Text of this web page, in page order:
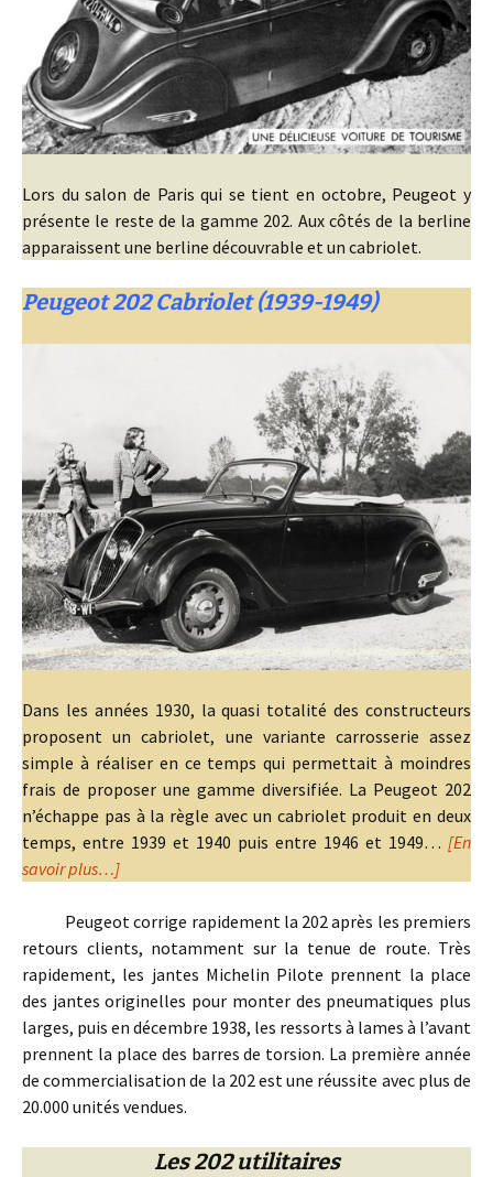
Lors du salon de Paris qui se tient en octobre, Peugeot y
présente le reste de la gamme 202. Aux côtés de la berline
apparaissent une berline découvrable et un cabriolet.
Peugeot 202 Cabriolet (1939-1949)
Dans les années 1930, la quasi totalité des constructeurs
proposent un cabriolet, une variante carrosserie assez
simple à réaliser en ce temps qui permettait à moindres
frais de proposer une gamme diversifiée. La Peugeot 202
n’échappe pas à la règle avec un cabriolet produit en deux
temps, entre 1939 et 1940 puis entre 1946 et 1949… [En
savoir plus…]
Peugeot corrige rapidement la 202 après les premiers
retours clients, notamment sur la tenue de route. Très
rapidement, les jantes Michelin Pilote prennent la place
des jantes originelles pour monter des pneumatiques plus
larges, puis en décembre 1938, les ressorts à lames à l’avant
prennent la place des barres de torsion. La première année
de commercialisation de la 202 est une réussite avec plus de
20.000 unités vendues.
Les 202 utilitaires